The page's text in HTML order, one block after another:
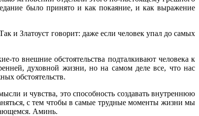
было принято и как покаяние, и как выражение
и Златоуст говорит: даже если человек упал до самых
то внешние обстоятельства подталкивают человека к
духовной жизни, но на самом деле все, что нас
обстоятельств.
и чувства, это способность создавать внутреннюю
с тем чтобы в самые трудные моменты жизни мы
Аминь.